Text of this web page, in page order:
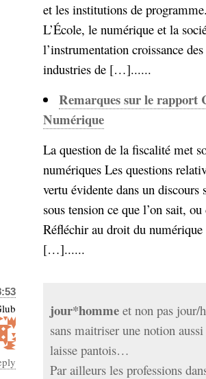
et les institutions de
L’École, le numérique et la
l’instrumentation croissance
industries de […]......
Remarques sur le
Numérique
La question de la fiscalité met
numériques Les questions
vertu évidente dans un
sous tension ce que l’on sait,
Réfléchir au droit du
[…]......
jour*homme et non pas jour/
sans maitriser une notion
laisse pantois…
Par ailleurs les professions